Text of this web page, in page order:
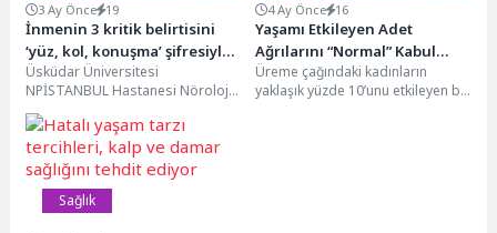
3 Ay Önce 19
İnmenin 3 kritik belirtisini
‘yüz, kol, konuşma’ şifresiyle
hatırlamak hayat kurtarır!
Üsküdar Üniversitesi
NPİSTANBUL Hastanesi Nöroloji
Uzmanı Dr. Celal Şalçini, 10 Mayıs
Dünya İnme Farkındalık Günü...
4 Ay Önce 16
Yaşamı Etkileyen Adet
Ağrılarını “Normal” Kabul
Etmeyin
Üreme çağındaki kadınların
yaklaşık yüzde 10’unu etkileyen bu
Sağlık